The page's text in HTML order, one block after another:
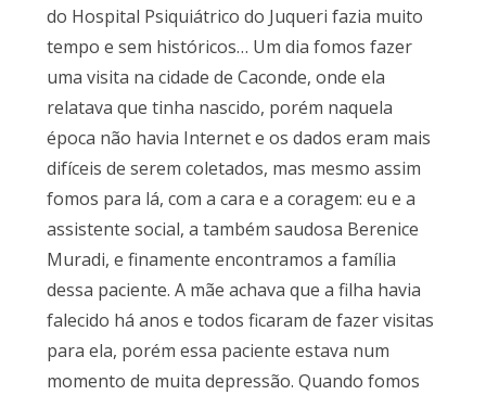
do Hospital Psiquiátrico do Juqueri fazia muito
tempo e sem históricos… Um dia fomos fazer
uma visita na cidade de Caconde, onde ela
relatava que tinha nascido, porém naquela
época não havia Internet e os dados eram mais
difíceis de serem coletados, mas mesmo assim
fomos para lá, com a cara e a coragem: eu e a
assistente social, a também saudosa Berenice
Muradi, e finamente encontramos a família
dessa paciente. A mãe achava que a filha havia
falecido há anos e todos ficaram de fazer visitas
para ela, porém essa paciente estava num
momento de muita depressão. Quando fomos